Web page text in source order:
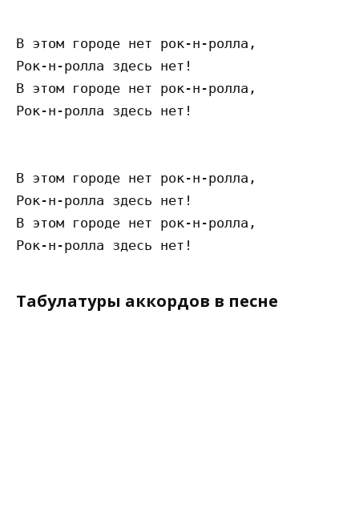
В этом городе нет рок-н-ролла,
Рок-н-ролла здесь нет!
В этом городе нет рок-н-ролла,
Рок-н-ролла здесь нет!
В этом городе нет рок-н-ролла,
Рок-н-ролла здесь нет!
В этом городе нет рок-н-ролла,
Табулатуры аккордов в песне